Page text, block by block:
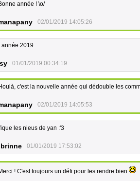
année ! \o/
02/01/2019 14:05:26
année 2019
01/01/2019 00:34:19
c'est la nouvelle année qui dédouble les
02/01/2019 14:05:53
les nieus de yan :'3
01/01/2019 17:53:02
! C'est toujours un défi pour les rendre bien